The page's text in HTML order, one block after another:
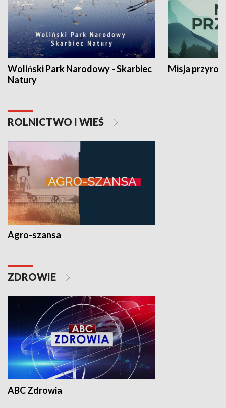
Woliński Park Narodowy - Skarbiec
Natury
Misja
ROLNICTWO I WIEŚ
Agro-szansa
ZDROWIE
ABC Zdrowia